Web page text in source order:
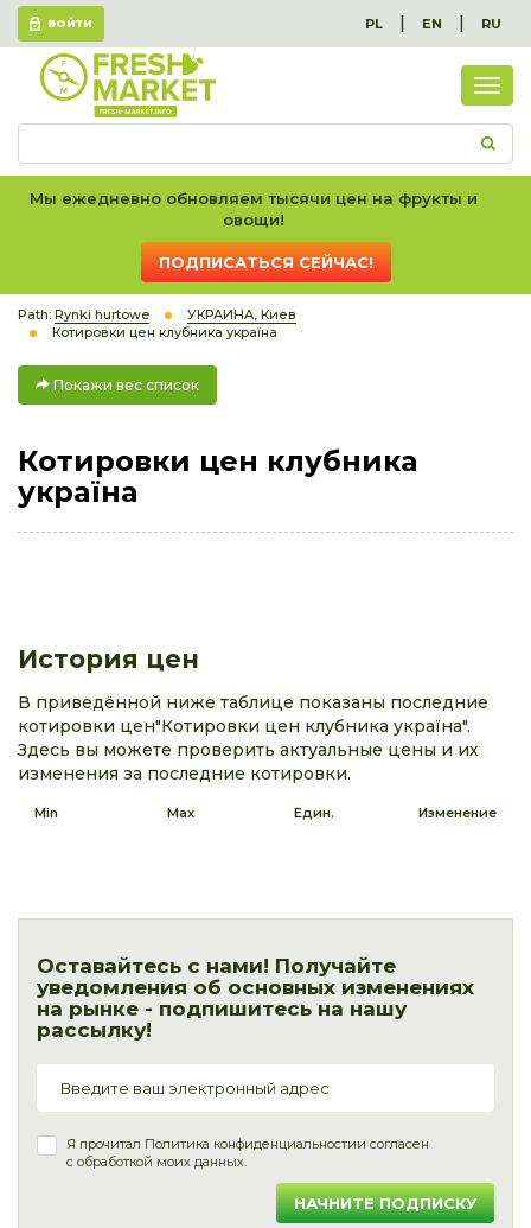
ВОЙТИ PL | EN | RU
вес
Мы ежедневно обновляем тысячи цен на фрукты и
овощи!
ПОДПИСАТЬСЯ СЕЙЧАС!
Path: Rynki hurtowe
УКРАИНА, Киев
Котировки цен клубника україна
Покажи вес список
Котировки цен клубника
україна
История цен
В приведённой ниже таблице показаны последние
котировки цен"Котировки цен клубника україна".
Здесь вы можете проверить актуальные цены и их
изменения за последние котировки.
Min Max Един. Изменение
Оставайтесь с нами! Получайте
уведомления об основных изменениях
на рынке - подпишитесь на нашу
рассылку!
Я прочитал Политика конфиденциальностии согласен
с обработкой моих данных.
НАЧНИТЕ ПОДПИСКУ